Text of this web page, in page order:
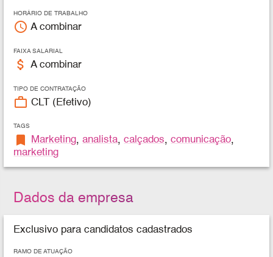
HORÁRIO DE TRABALHO
access_time A combinar
FAIXA SALARIAL
attach_money A combinar
TIPO DE CONTRATAÇÃO
work_outline CLT (Efetivo)
TAGS
bookmark Marketing,analista,calçados,comunicação,
marketing
Dados da empresa
Exclusivo para candidatos cadastrados
RAMO DE ATUAÇÃO